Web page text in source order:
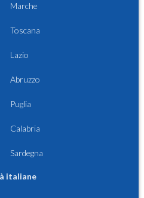
Marche
Toscana
Lazio
Abruzzo
Puglia
Calabria
Sardegna
italiane